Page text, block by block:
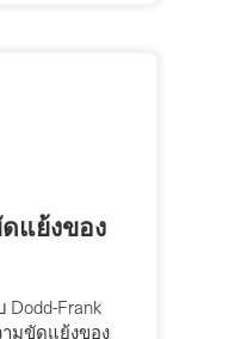
แย้งของ
Frank
ามขัดแย้งของ